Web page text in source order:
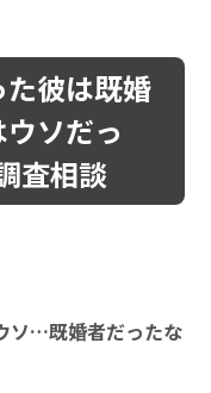
彼は既婚
ソだっ
査相談
ソ…既婚者だったな